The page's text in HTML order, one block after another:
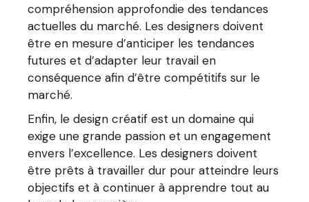
compréhension approfondie des tendances
actuelles du marché. Les designers doivent
être en mesure d’anticiper les tendances
futures et d’adapter leur travail en
conséquence afin d’être compétitifs sur le
marché.
Enfin, le design créatif est un domaine qui
exige une grande passion et un engagement
envers l’excellence. Les designers doivent
être prêts à travailler dur pour atteindre leurs
objectifs et à continuer à apprendre tout au